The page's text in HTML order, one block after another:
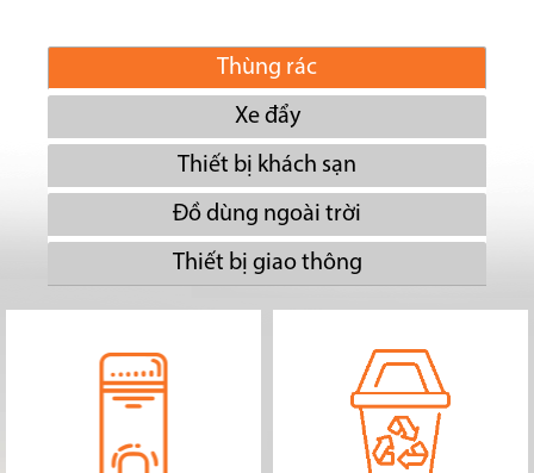
Thùng rác
Xe đẩy
Thiết bị khách sạn
Đồ dùng ngoài trời
Thiết bị giao thông